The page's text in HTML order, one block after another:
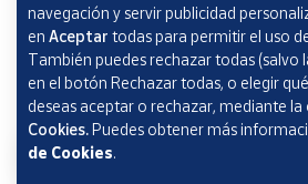
Correos Market
navegación y servir publicidad
en Aceptar todas para permitir el uso
También puedes rechazar todas (salvo
en el botón Rechazar todas, o elegir
deseas aceptar o rechazar, mediante la
Cookies.Puedes obtener más
de Cookies.